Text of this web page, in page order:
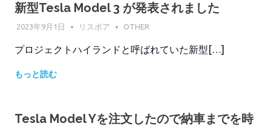
新型Tesla Model 3 が発表されました
2023年9月1日 リスボア OTHER
プロジェクトハイランドと呼ばれていた新型[…]
もっと読む
Tesla Model Yを注文したので納車までを時